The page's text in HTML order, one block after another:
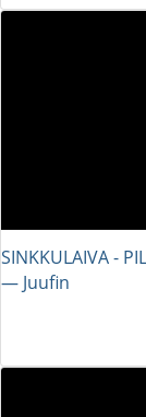
SINKKULAIVA -
― Juufin